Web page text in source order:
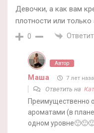
Девочки, а как вам
плотности или
0
Автор
Маша 7 лет
Ответить на
Преимущественно
ароматами (в
одном